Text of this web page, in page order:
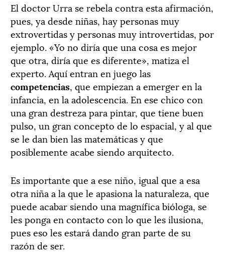
El doctor Urra se rebela contra esta afirmación,
pues, ya desde niñas, hay personas muy
extrovertidas y personas muy introvertidas, por
ejemplo. «Yo no diría que una cosa es mejor
que otra, diría que es diferente», matiza el
experto. Aquí entran en juego las
competencias, que empiezan a emerger en la
infancia, en la adolescencia. En ese chico con
una gran destreza para pintar, que tiene buen
pulso, un gran concepto de lo espacial, y al que
se le dan bien las matemáticas y que
posiblemente acabe siendo arquitecto.
Es importante que a ese niño, igual que a esa
otra niña a la que le apasiona la naturaleza, que
puede acabar siendo una magnífica bióloga, se
les ponga en contacto con lo que les ilusiona,
pues eso les estará dando gran parte de su
razón de ser.